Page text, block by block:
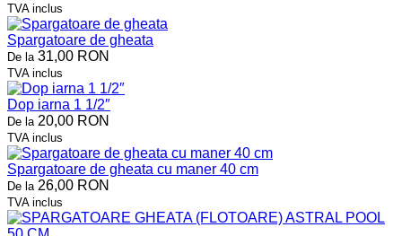
TVA inclus
Spargatoare de gheata
De la 31,00 RON
TVA inclus
Dop iarna 1 1/2″
De la 20,00 RON
TVA inclus
Spargatoare de gheata cu maner 40 cm
De la 26,00 RON
TVA inclus